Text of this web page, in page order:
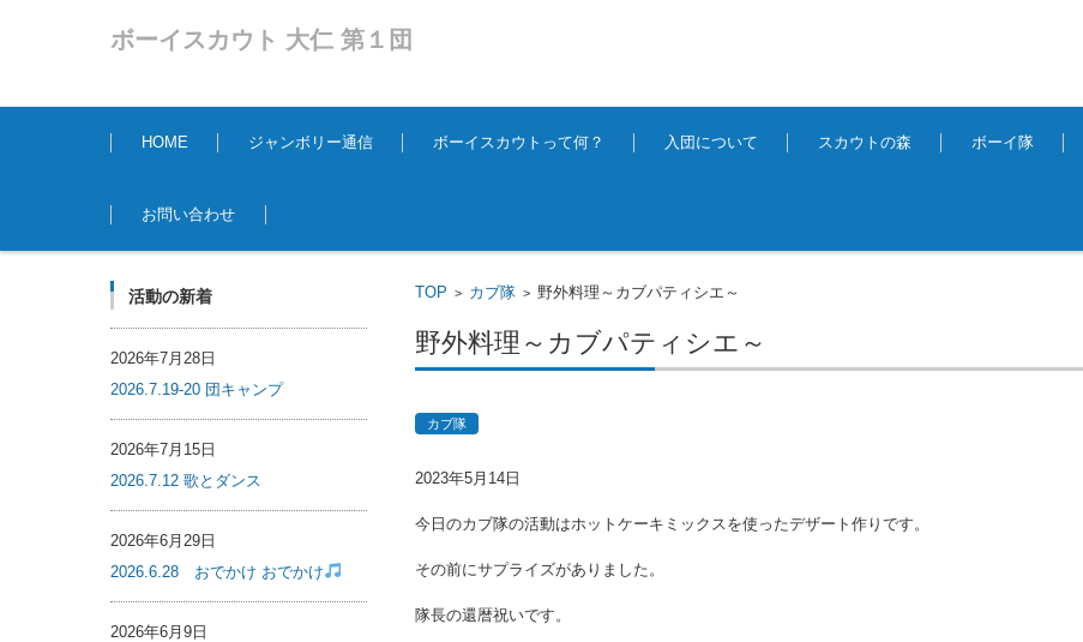
ボーイスカウト 大仁 第１団
コンテンツに移動
HOME
ジャンボリー通信 ボーイスカウトって何？ 入団について スカウトの森 ボーイ隊
お問い合わせ
TOP > カブ隊 > 野外料理～カブパティシエ～
野外料理～カブパティシエ～
カブ隊
2023年5月14日
今日のカブ隊の活動はホットケーキミックスを使ったデザート作りです。
その前にサプライズがありました。
隊長の還暦祝いです。
活動の新着
2026年7月28日
2026.7.19-20 団キャンプ
2026年7月15日
2026.7.12 歌とダンス
2026年6月29日
2026.6.28 おでかけ おでかけ
2026年6月9日